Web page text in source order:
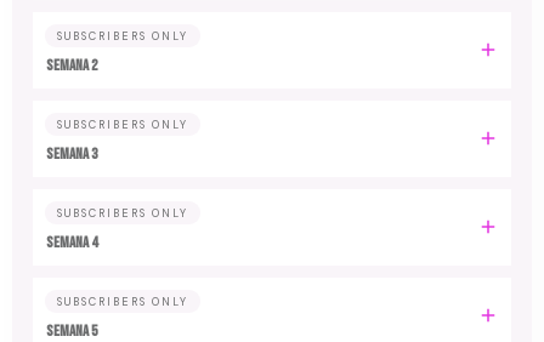
SUBSCRIBERS ONLY
Semana 2
SUBSCRIBERS ONLY
Semana 3
SUBSCRIBERS ONLY
Semana 4
SUBSCRIBERS ONLY
Semana 5